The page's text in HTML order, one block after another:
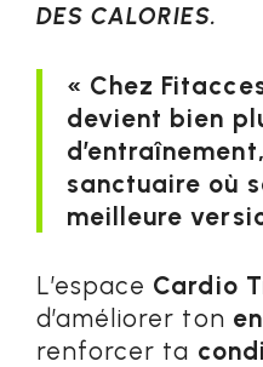
DES CALORIES.
« Chez
devient bien
sanctuaire où
meilleure
L’espace Cardio
d’améliorer ton
renforcer ta